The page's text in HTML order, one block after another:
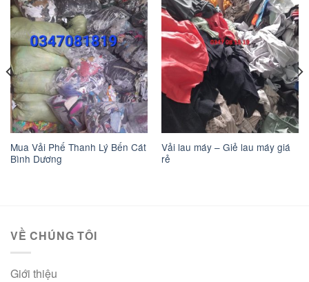
Mua Vải Phế Thanh Lý Bến Cát
Bình Dương
Vải lau máy – Giẻ lau máy giá
rẻ
VỀ CHÚNG TÔI
Giới thiệu